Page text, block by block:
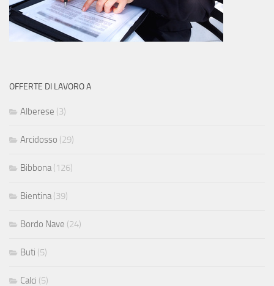
OFFERTE DI LAVORO A
Alberese (3)
Arcidosso (29)
Bibbona (126)
Bientina (39)
Bordo Nave (24)
Buti (5)
Calci (5)